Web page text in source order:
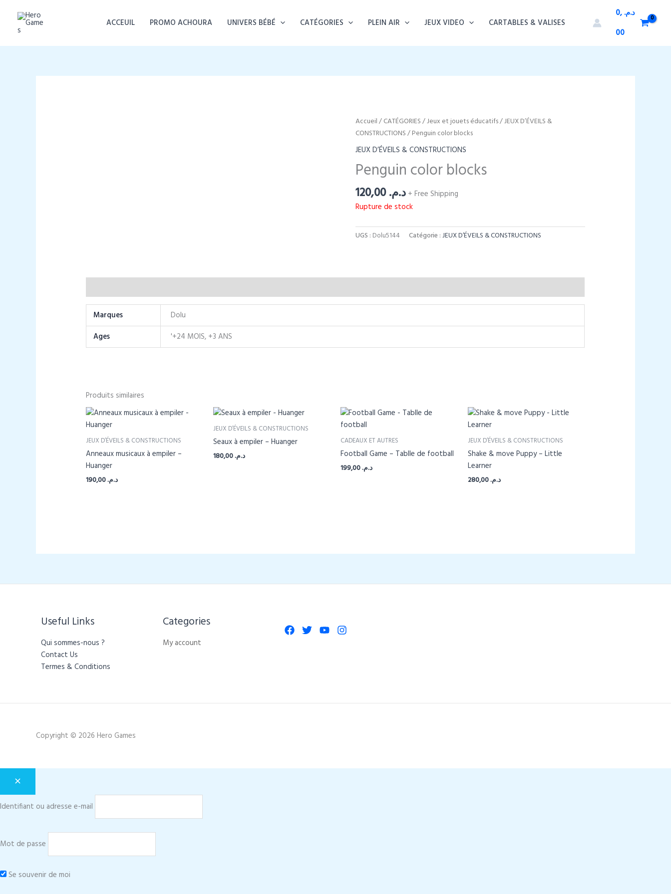
contenu
ACCEUIL PROMO ACHOURA UNIVERS BÉBÉ CATÉGORIES PLEIN AIR JEUX VIDEO CARTABLES & VALISES
د.م. 0,
00
Accueil/CATÉGORIES/Jeux et jouets éducatifs/JEUX D’ÉVEILS &
CONSTRUCTIONS/ Penguin color blocks
JEUX D’ÉVEILS & CONSTRUCTIONS
Penguin color blocks
د.م.120,00
+ Free Shipping
Rupture de stock
UGS : Dolu5144 Catégorie :JEUX D’ÉVEILS & CONSTRUCTIONS
Marques
Dolu
Ages
'+24 MOIS, +3 ANS
Produits similaires
JEUX D’ÉVEILS & CONSTRUCTIONS
Anneaux musicaux à empiler –
Huanger
د.م.190,00
JEUX D’ÉVEILS & CONSTRUCTIONS
Seaux à empiler – Huanger
د.م.180,00
CADEAUX ET AUTRES
Football Game – Tablle de football
د.م.199,00
JEUX D’ÉVEILS & CONSTRUCTIONS
Shake & move Puppy – Little
Learner
د.م.280,00
Useful Links
Qui sommes-nous ?
Contact Us
Termes & Conditions
Categories​
My account
Copyright © 2026 Hero Games
Identifiant ou adresse e-mail
Mot de passe
Se souvenir de moi